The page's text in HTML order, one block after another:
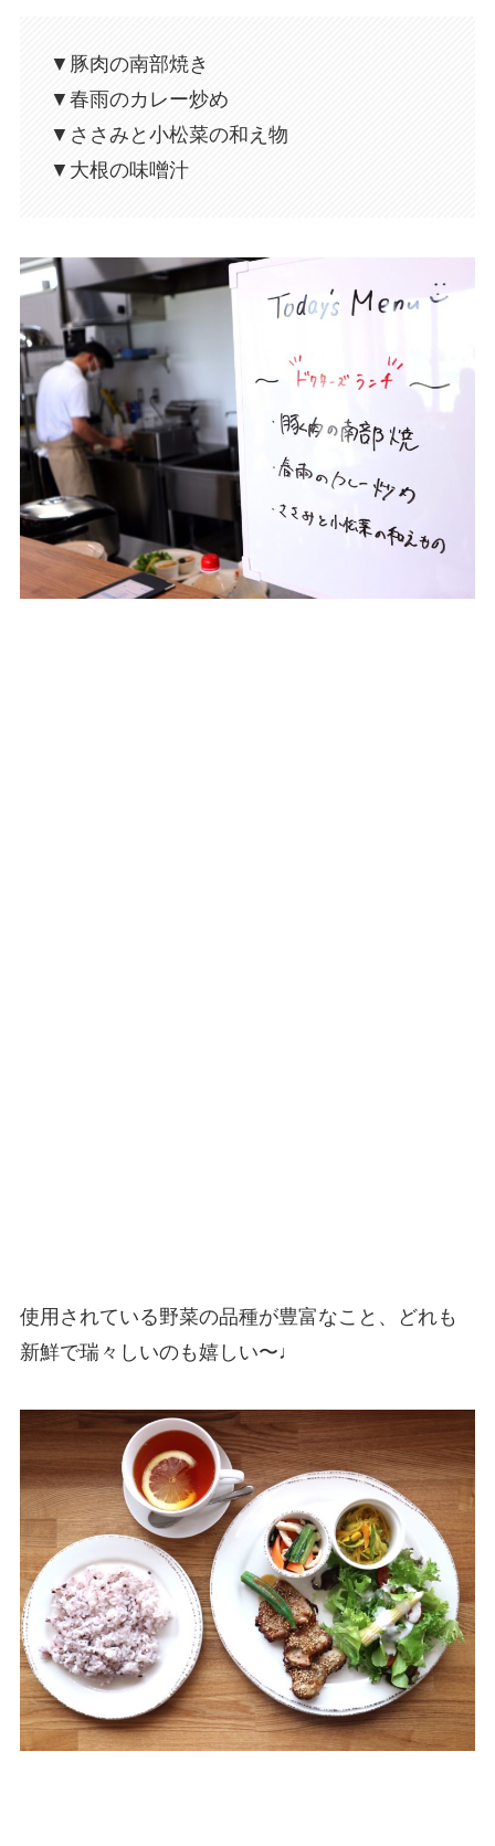
▼豚肉の南部焼き
▼春雨のカレー炒め
▼ささみと小松菜の和え物
▼大根の味噌汁
使用されている野菜の品種が豊富なこと、どれも
新鮮で瑞々しいのも嬉しい〜♩